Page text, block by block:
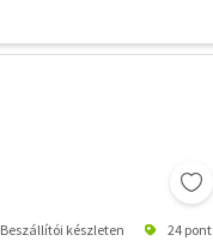
Beszállítói készleten 24 pont